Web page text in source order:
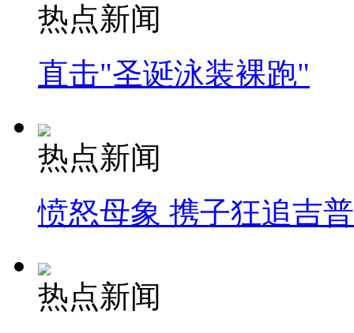
热点新闻
直击"圣诞泳装裸跑"
热点新闻
愤怒母象 携子狂追吉
热点新闻